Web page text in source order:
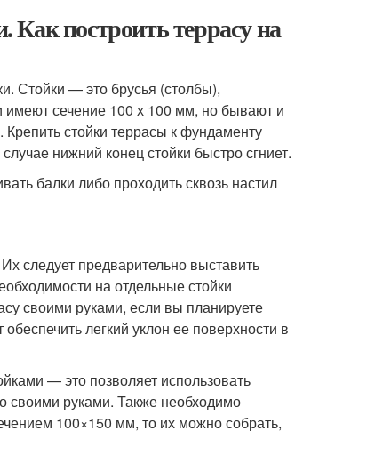
построить террасу на
Стойки — это брусья (столбы),
сечение 100 х 100 мм, но бывают и
стойки террасы к фундаменту
нижний конец стойки быстро сгниет.
балки либо проходить сквозь настил
следует предварительно выставить
на отдельные стойки
своими руками, если вы планируете
легкий уклон ее поверхности в
— это позволяет использовать
своими руками. Также необходимо
100×150 мм, то их можно собрать,